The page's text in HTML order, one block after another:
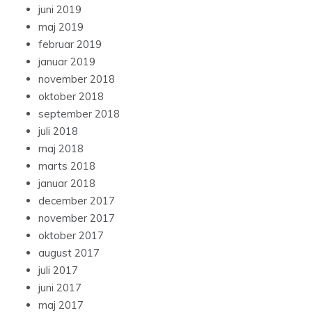
juni 2019
maj 2019
februar 2019
januar 2019
november 2018
oktober 2018
september 2018
juli 2018
maj 2018
marts 2018
januar 2018
december 2017
november 2017
oktober 2017
august 2017
juli 2017
juni 2017
maj 2017